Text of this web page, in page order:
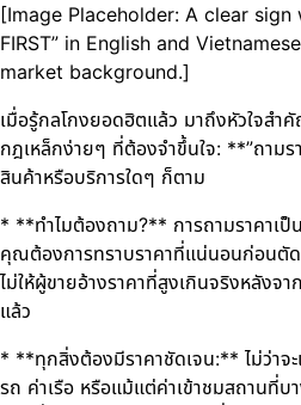
[Image Placeholder: A clear sign
FIRST” in English and
market background.]
เมื่อรู้กลโกงยอดฮิตแล้ว มาถึงหัวใจส
กฎเหล็กง่ายๆ ที่ต้องจำขึ้นใจ: **”ถามร
สินค้าหรือบริการใดๆ ก็ตาม
* **ทำไมต้องถาม?** การถามราคาเป็
คุณต้องการทราบราคาที่แน่นอนก่อนตั
ไม่ให้ผู้ขายอ้างราคาที่สูงเกินจริงหลังจ
แล้ว
* **ทุกสิ่งต้องมีราคาชัดเจน:** ไม่ว่าจ
รถ ค่าเรือ หรือแม้แต่ค่าเข้าชมสถานที่